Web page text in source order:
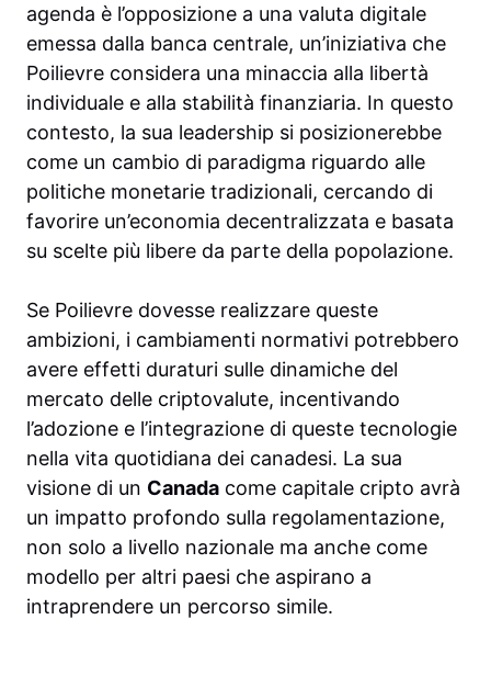
agenda è l’opposizione a una valuta digitale
emessa dalla banca centrale, un’iniziativa che
Poilievre considera una minaccia alla libertà
individuale e alla stabilità finanziaria. In questo
contesto, la sua leadership si posizionerebbe
come un cambio di paradigma riguardo alle
politiche monetarie tradizionali, cercando di
favorire un’economia decentralizzata e basata
su scelte più libere da parte della popolazione.
Se Poilievre dovesse realizzare queste
ambizioni, i cambiamenti normativi potrebbero
avere effetti duraturi sulle dinamiche del
mercato delle criptovalute, incentivando
l’adozione e l’integrazione di queste tecnologie
nella vita quotidiana dei canadesi. La sua
visione di un Canada come capitale cripto avrà
un impatto profondo sulla regolamentazione,
non solo a livello nazionale ma anche come
modello per altri paesi che aspirano a
intraprendere un percorso simile.